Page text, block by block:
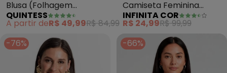
Blusa (Folhagem
Marinho) com Babados
nas Mangas
QUINTESS
A partir deR$ 49,99R$ 84,99
Camiseta Feminina
Básica Piume Malha
(Azul)
INFINITA COR
R$ 24,99R$ 99,99
-76%
-66%